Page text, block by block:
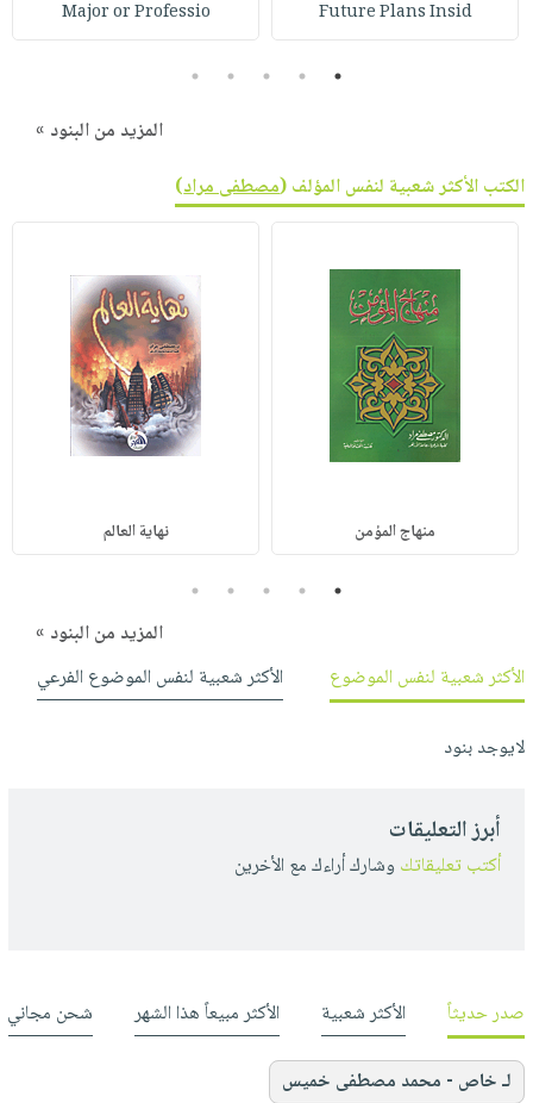
Future Plans Insid
Major or Professio
1
2
3
4
5
المزيد من البنود »
الكتب الأكثر شعبية لنفس المؤلف (مصطفى مراد)
منهاج المؤمن نهاية العالم
1
2
3
4
5
المزيد من البنود »
الأكثر شعبية لنفس الموضوع
الأكثر شعبية لنفس الموضوع الفرعي
لايوجد بنود
أبرز التعليقات
أكتب تعليقاتك وشارك أراءك مع الأخرين
صدر حديثاً الأكثر شعبية الأكثر مبيعاً هذا الشهر شحن مجاني
لـ خاص - محمد مصطفى خميس